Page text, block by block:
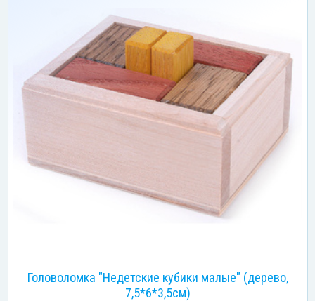
Головоломка "Недетские кубики малые" (дерево,
7,5*6*3,5см)